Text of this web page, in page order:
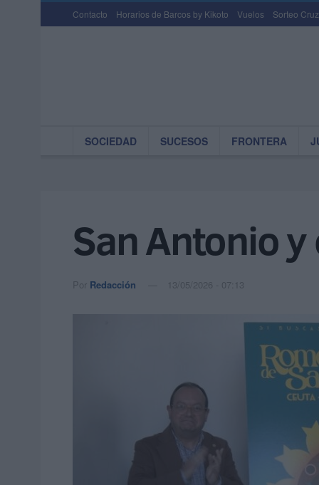
Contacto Horarios de Barcos by Kikoto Vuelos Sorteo
SOCIEDAD SUCESOS FRONTERA
San Antonio
Por Redacción 13/05/2026 - 07:13